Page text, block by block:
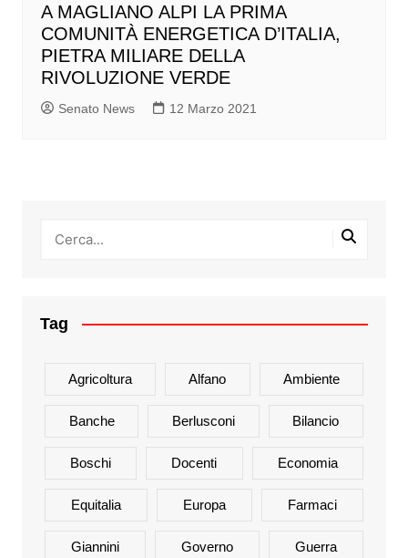
A MAGLIANO ALPI LA PRIMA
COMUNITÀ ENERGETICA D’ITALIA,
PIETRA MILIARE DELLA
RIVOLUZIONE VERDE
Senato News 12 Marzo 2021
Tag
Agricoltura Alfano Ambiente
Banche Berlusconi Bilancio
Boschi Docenti Economia
Equitalia Europa Farmaci
Giannini Governo Guerra